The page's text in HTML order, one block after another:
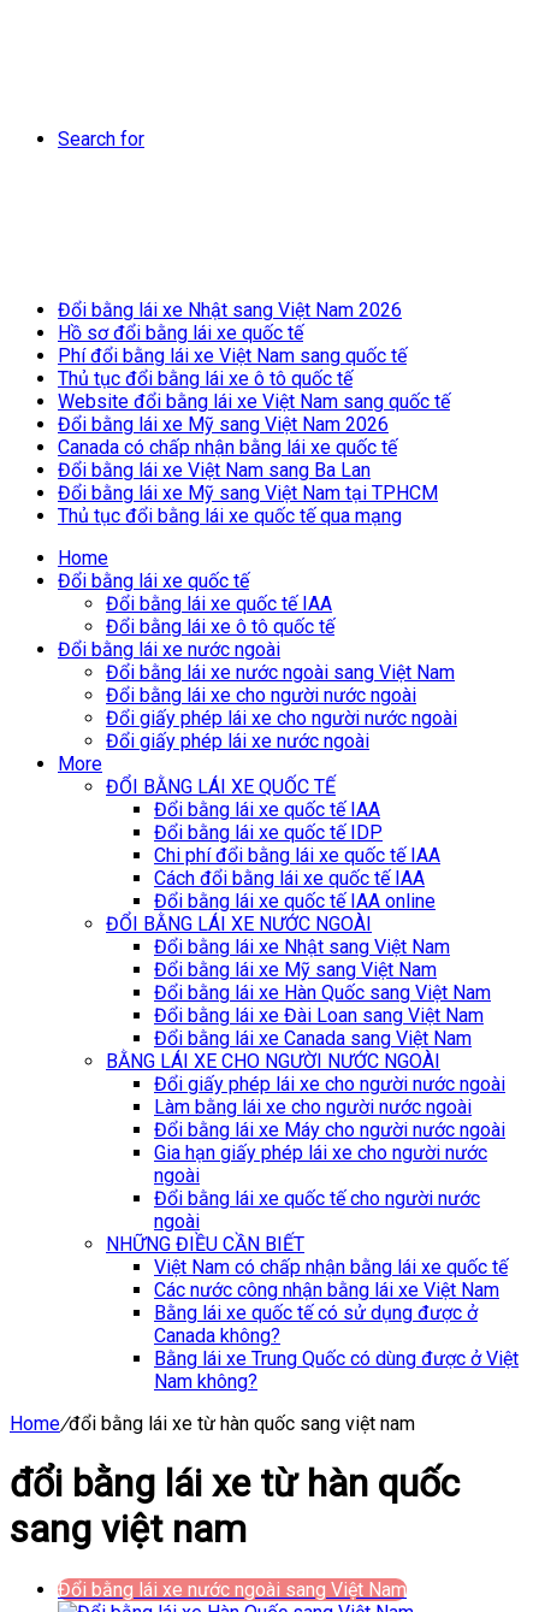
Search for
Đổi bằng lái xe Nhật sang Việt Nam 2026
Hồ sơ đổi bằng lái xe quốc tế
Phí đổi bằng lái xe Việt Nam sang quốc tế
Thủ tục đổi bằng lái xe ô tô quốc tế
Website đổi bằng lái xe Việt Nam sang quốc tế
Đổi bằng lái xe Mỹ sang Việt Nam 2026
Canada có chấp nhận bằng lái xe quốc tế
Đổi bằng lái xe Việt Nam sang Ba Lan
Đổi bằng lái xe Mỹ sang Việt Nam tại TPHCM
Thủ tục đổi bằng lái xe quốc tế qua mạng
Home
Đổi bằng lái xe quốc tế
Đổi bằng lái xe quốc tế IAA
Đổi bằng lái xe ô tô quốc tế
Đổi bằng lái xe nước ngoài
Đổi bằng lái xe nước ngoài sang Việt Nam
Đổi bằng lái xe cho người nước ngoài
Đổi giấy phép lái xe cho người nước ngoài
Đổi giấy phép lái xe nước ngoài
More
ĐỔI BẰNG LÁI XE QUỐC TẾ
Đổi bằng lái xe quốc tế IAA
Đổi bằng lái xe quốc tế IDP
Chi phí đổi bằng lái xe quốc tế IAA
Cách đổi bằng lái xe quốc tế IAA
Đổi bằng lái xe quốc tế IAA online
ĐỔI BẰNG LÁI XE NƯỚC NGOÀI
Đổi bằng lái xe Nhật sang Việt Nam
Đổi bằng lái xe Mỹ sang Việt Nam
Đổi bằng lái xe Hàn Quốc sang Việt Nam
Đổi bằng lái xe Đài Loan sang Việt Nam
Đổi bằng lái xe Canada sang Việt Nam
BẰNG LÁI XE CHO NGƯỜI NƯỚC NGOÀI
Đổi giấy phép lái xe cho người nước ngoài
Làm bằng lái xe cho người nước ngoài
Đổi bằng lái xe Máy cho người nước ngoài
Gia hạn giấy phép lái xe cho người nước
ngoài
Đổi bằng lái xe quốc tế cho người nước
ngoài
NHỮNG ĐIỀU CẦN BIẾT
Việt Nam có chấp nhận bằng lái xe quốc tế
Các nước công nhận bằng lái xe Việt Nam
Bằng lái xe quốc tế có sử dụng được ở
Canada không?
Bằng lái xe Trung Quốc có dùng được ở Việt
Nam không?
Home/đổi bằng lái xe từ hàn quốc sang việt nam
đổi bằng lái xe từ hàn quốc
sang việt nam
Đổi bằng lái xe nước ngoài sang Việt Nam